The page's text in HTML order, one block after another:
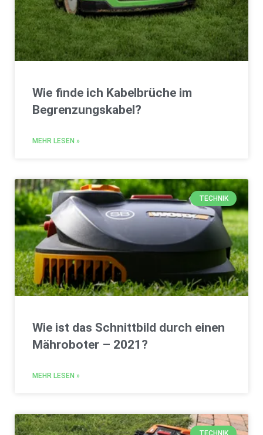
Wie finde ich Kabelbrüche im
Begrenzungskabel?
MEHR LESEN »
TECHNIK
Wie ist das Schnittbild durch einen
Mähroboter – 2021?
MEHR LESEN »
TECHNIK